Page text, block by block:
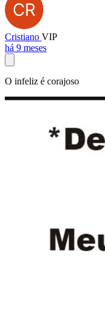
Cristiano VIP
há 9 meses
O infeliz é corajoso